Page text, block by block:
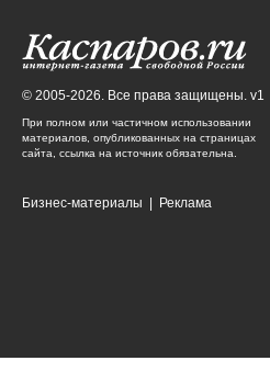
© 2005-2026. Все права защищены. v1
При полном или частичном использовании
материалов, опубликованных на страницах
сайта, ссылка на источник обязательна.
Бизнес-материалы Реклама